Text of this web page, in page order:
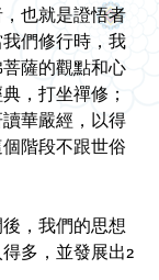
也就是證悟者
們修行時，我
薩的觀點和心
，打坐禪修；
華嚴經，以得
階段不跟世俗
，我們的思想
多，並發展出2